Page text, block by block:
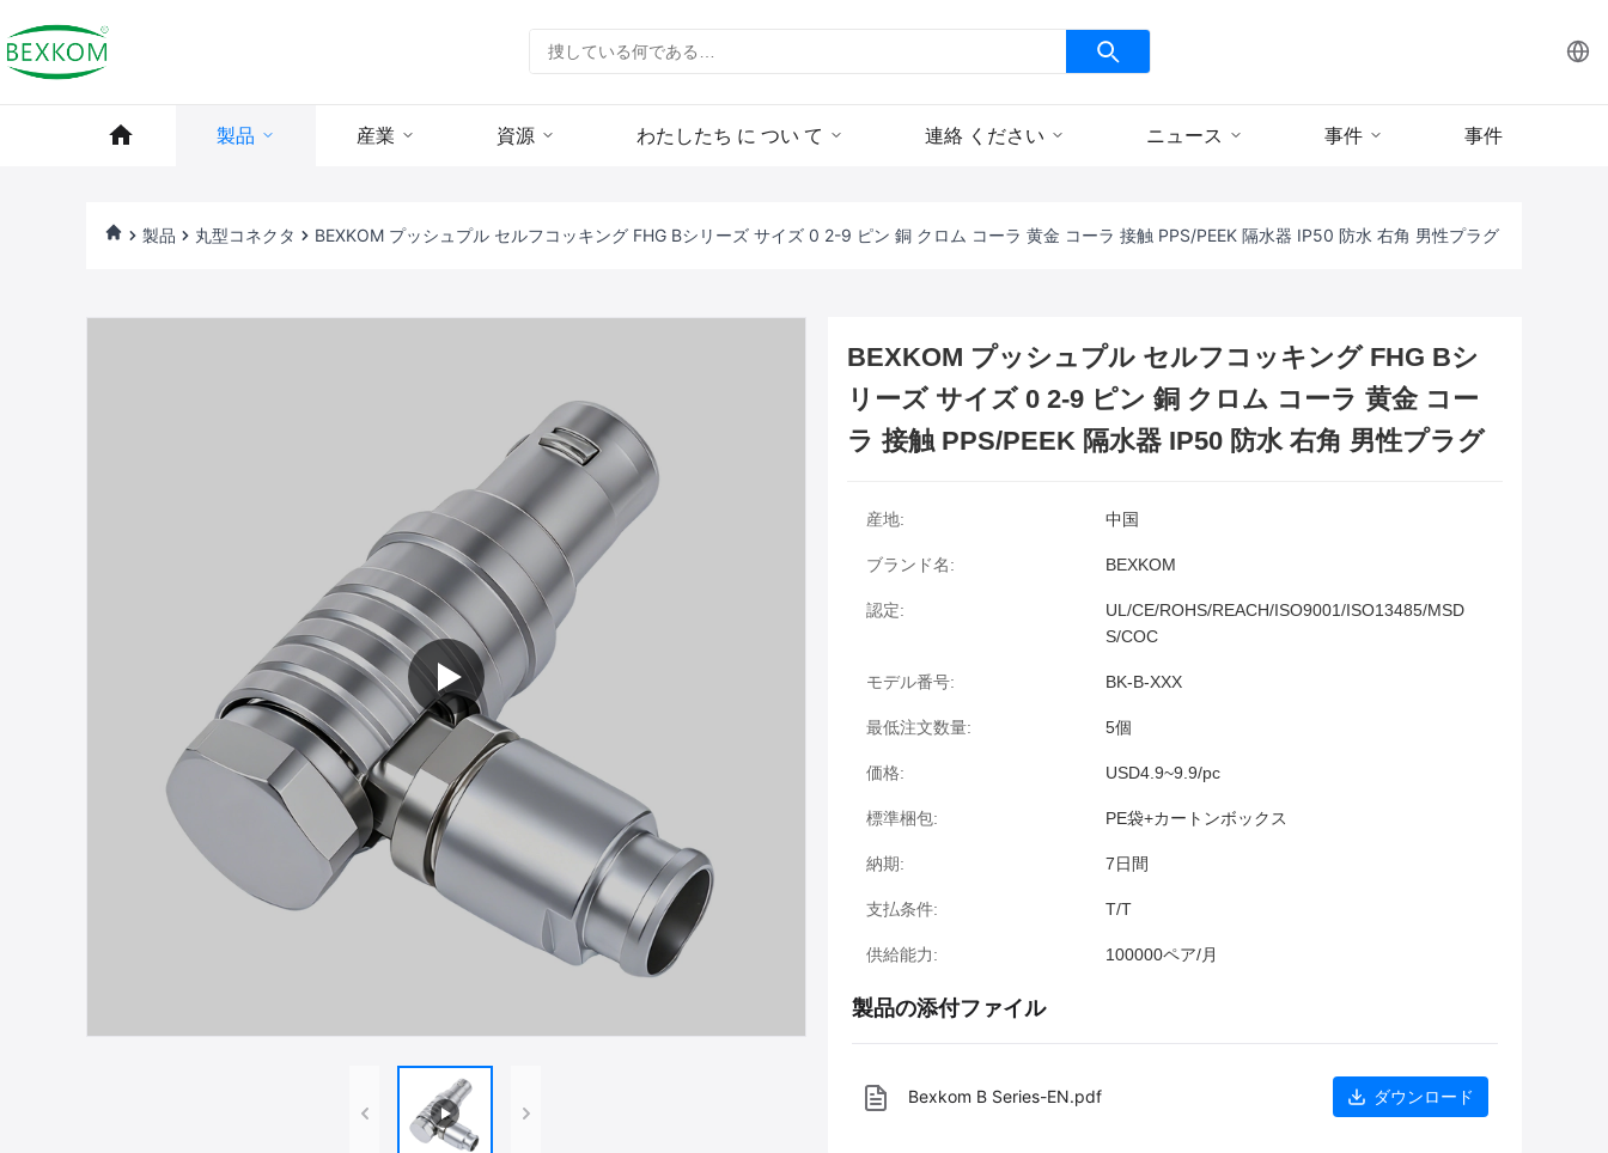
製品 産業 資源 わたしたち に つい て 連絡 ください ニュース 事件 事件
製品 丸型コネクタ BEXKOM プッシュプル セルフコッキング FHG Bシリーズ サイズ 0 2-9 ピン 銅 クロム コーラ 黄金 コーラ 接触 PPS/PEEK 隔水器 IP50 防水 右角 男性プラグ
BEXKOM プッシュプル セルフコッキング FHG Bシ
リーズ サイズ 0 2-9 ピン 銅 クロム コーラ 黄金 コー
ラ 接触 PPS/PEEK 隔水器 IP50 防水 右角 男性プラグ
産地: 中国
ブランド名: BEXKOM
認定:
UL/CE/ROHS/REACH/ISO9001/ISO13485/MSD
S/COC
モデル番号: BK-B-XXX
最低注文数量: 5個
価格: USD4.9~9.9/pc
標準梱包: PE袋+カートンボックス
納期: 7日間
支払条件: T/T
供給能力: 100000ペア/月
製品の添付ファイル
Bexkom B Series-EN.pdf ダウンロード